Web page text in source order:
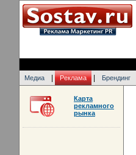
Медиа Реклама Брендинг
Карта
рекламного
рынка